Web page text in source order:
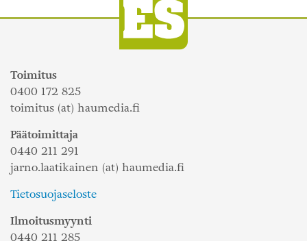
Toimitus
0400 172 825
toimitus (at) haumedia.fi
Päätoimittaja
0440 211 291
jarno.laatikainen (at) haumedia.fi
Tietosuojaseloste
Ilmoitusmyynti
0440 211 285